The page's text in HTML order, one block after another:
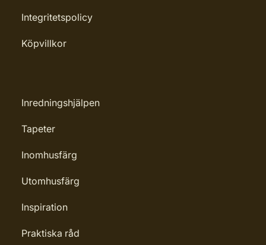
Rekommenderat antal strykningar:
Rengöring: Penseltvätt
Integritetspolicy
Köpvillkor
Inredningshjälpen
Tapeter
Inomhusfärg
Utomhusfärg
Inspiration
Praktiska råd